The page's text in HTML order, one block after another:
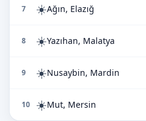
7 ☀️Ağın, Elazığ
8 ☀️Yazıhan, Malatya
9 ☀️Nusaybin, Mardin
10 ☀️Mut, Mersin